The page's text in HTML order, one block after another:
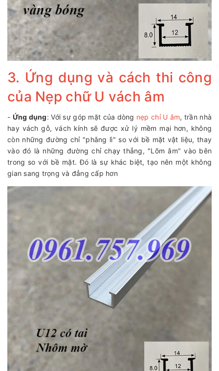
3. Ứng dụng và cách thi công
của Nẹp chữ U vách âm
- Ứng dụng: Với sự góp mặt của dòng nẹp chỉ U âm, trần nhà
hay vách gỗ, vách kính sẽ được xử lý mềm mại hơn, không
còn những đường chỉ "phằng lì" so với bề mặt vật liệu, thay
vào đó là những đường chỉ chạy thẳng, "Lõm âm" vào bên
trong so với bề mặt. Đó là sự khác biệt, tạo nên một không
gian sang trọng và đẳng cấp hơn